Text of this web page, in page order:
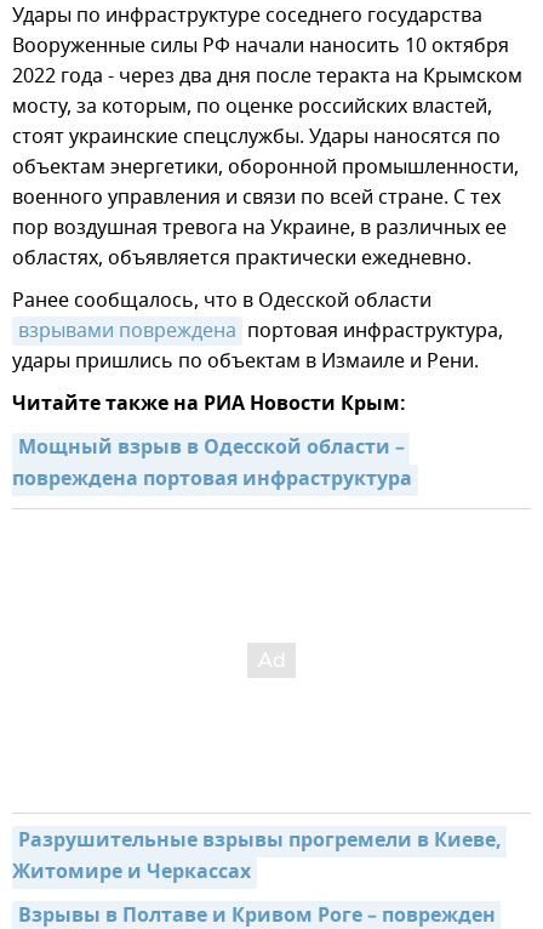
Удары по инфраструктуре соседнего государства
Вооруженные силы РФ начали наносить 10 октября
2022 года - через два дня после теракта на Крымском
мосту, за которым, по оценке российских властей,
стоят украинские спецслужбы. Удары наносятся по
объектам энергетики, оборонной промышленности,
военного управления и связи по всей стране. С тех
пор воздушная тревога на Украине, в различных ее
областях, объявляется практически ежедневно.
Ранее сообщалось, что в Одесской области
взрывами повреждена портовая инфраструктура,
удары пришлись по объектам в Измаиле и Рени.
Читайте также на РИА Новости Крым:
Мощный взрыв в Одесской области –
повреждена портовая инфраструктура
Разрушительные взрывы прогремели в Киеве,
Житомире и Черкассах
Взрывы в Полтаве и Кривом Роге – поврежден